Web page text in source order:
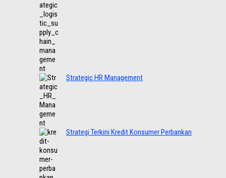
Strategic HR Management
Strategi Terkini Kredit Konsumer Perbankan